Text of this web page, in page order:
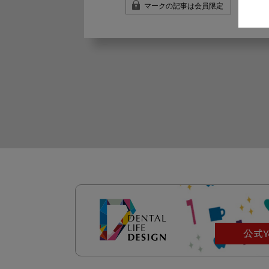
マークの記事は会員限定